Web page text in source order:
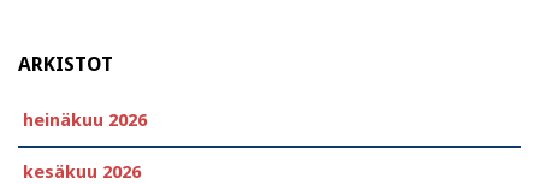
ARKISTOT
heinäkuu 2026
kesäkuu 2026